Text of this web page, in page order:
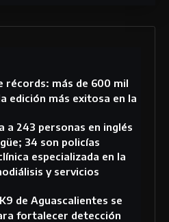
récords: más de 600 mil
edición más exitosa en la
a 243 personas en inglés
34 son policías
especializada en la
y servicios
de Aguascalientes se
fortalecer detección